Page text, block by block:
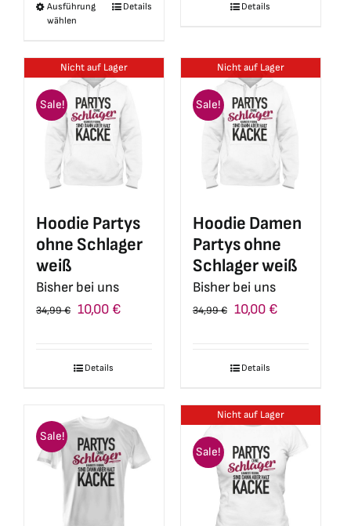
34,99 €10,00 €.
Ausführung
wählen
Dieses
mehrere
Varianten
auf.
Die
Optionen
können
der
Produktseite
werden
Details
34,99 €
Details
Nicht auf Lager
Sale!
Hoodie Partys
ohne Schlager
weiß
Bisher bei uns
34,99€ Ursprünglicher
34,99 €
10,00 €Aktueller
Details
Nicht auf Lager
Sale!
Hoodie Damen
Partys ohne
Schlager weiß
Bisher bei uns
34,99€ Ursprünglicher
34,99 €
10,00 €Aktueller
Details
Sale!
Nicht auf Lager
Sale!